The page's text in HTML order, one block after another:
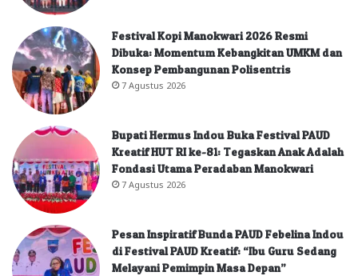
Festival Kopi Manokwari 2026 Resmi
Dibuka: Momentum Kebangkitan UMKM dan
Konsep Pembangunan Polisentris
7 Agustus 2026
Bupati Hermus Indou Buka Festival PAUD
Kreatif HUT RI ke-81: Tegaskan Anak Adalah
Fondasi Utama Peradaban Manokwari
7 Agustus 2026
Pesan Inspiratif Bunda PAUD Febelina Indou
di Festival PAUD Kreatif: “Ibu Guru Sedang
Melayani Pemimpin Masa Depan”